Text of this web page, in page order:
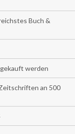
Buch &
werden
an 500